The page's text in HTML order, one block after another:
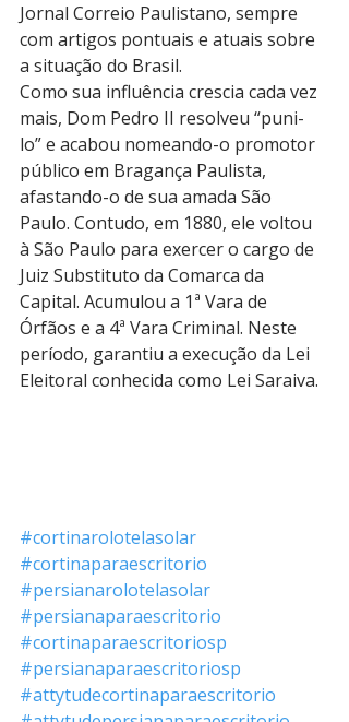
Jornal Correio Paulistano, sempre
com artigos pontuais e atuais sobre
a situação do Brasil.
Como sua influência crescia cada vez
mais, Dom Pedro II resolveu “puni-
lo” e acabou nomeando-o promotor
público em Bragança Paulista,
afastando-o de sua amada São
Paulo. Contudo, em 1880, ele voltou
à São Paulo para exercer o cargo de
Juiz Substituto da Comarca da
Capital. Acumulou a 1ª Vara de
Órfãos e a 4ª Vara Criminal. Neste
período, garantiu a execução da Lei
Eleitoral conhecida como Lei Saraiva.
#cortinarolotelasolar
#cortinaparaescritorio
#persianarolotelasolar
#persianaparaescritorio
#cortinaparaescritoriosp
#persianaparaescritoriosp
#attytudecortinaparaescritorio